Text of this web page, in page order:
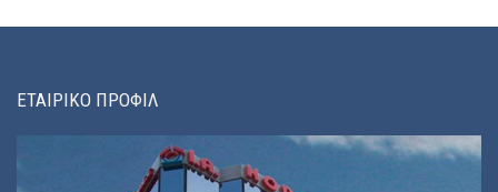
ΕΤΑΙΡΙΚΟ ΠΡΟΦΙΛ